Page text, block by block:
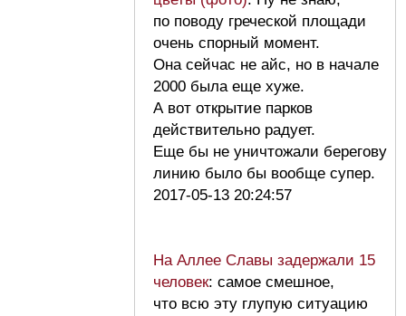
по поводу греческой площади
очень спорный момент.
Она сейчас не айс, но в начале
2000 была еще хуже.
А вот открытие парков
действительно радует.
Еще бы не уничтожали берегову
линию было бы вообще супер.
2017-05-13 20:24:57
На Аллее Славы задержали 15
человек: самое смешное,
что всю эту глупую ситуацию